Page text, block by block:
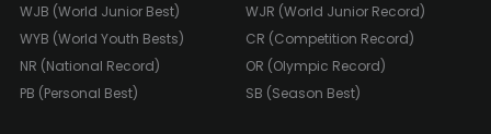
WJB (World Junior Best)
WJR (World Junior Record)
WYB (World Youth Bests)
CR (Competition Record)
NR (National Record)
OR (Olympic Record)
PB (Personal Best)
SB (Season Best)